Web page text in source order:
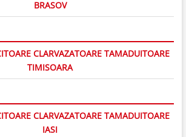
BRASOV
CLARVAZATOARE TAMADUITOARE
TIMISOARA
CLARVAZATOARE TAMADUITOARE
IASI